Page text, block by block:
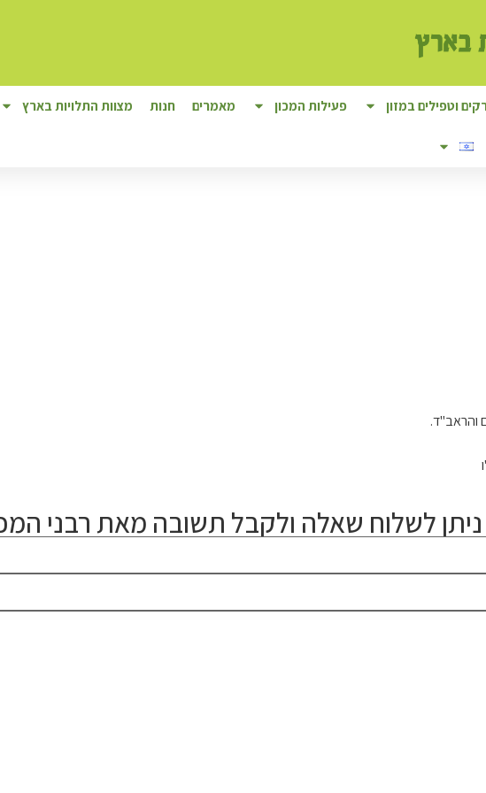
וטפילים במזון פעילות המכון מאמרים חנות מצוות התלויות בארץ
לשלוח שאלה ולקבל תשובה מאת רבני